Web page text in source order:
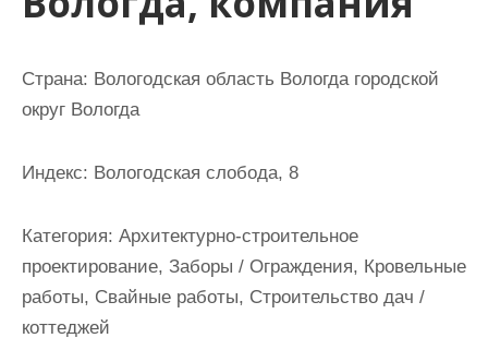
Страна: Вологодская область Вологда городской
округ Вологда
Индекс: Вологодская слобода, 8
Категория: Архитектурно-строительное
проектирование, Заборы / Ограждения, Кровельные
работы, Свайные работы, Строительство дач /
коттеджей